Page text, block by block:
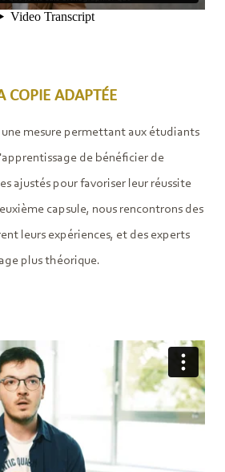
COPIE ADAPTÉE
mesure permettant aux étudiants
de bénéficier de
ajustés pour favoriser leur réussite
capsule, nous rencontrons des
leurs expériences, et des experts
plus théorique.